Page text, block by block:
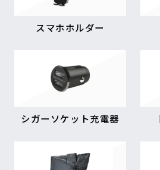
スマホホルダー
シガーソケット充電器